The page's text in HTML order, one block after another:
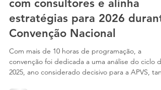
APVS reforça proximidade
com consultores e alinha
estratégias para 2026
Convenção Nacional